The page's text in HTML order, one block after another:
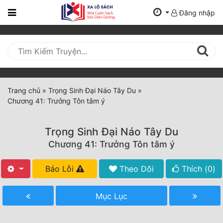
Trang
Mới
Cập
Nhật
(current)
Tất Cả
Hoàn Thành
Đăng nhập
Trang chủ » Trọng Sinh Đại Náo Tây Du »
Chương 41: Trưởng Tôn tâm ý
Trọng Sinh Đại Náo Tây Du
Chương 41: Trưởng Tôn tâm ý
Báo Lỗi Theo Dõi Thích (0)
Mục Lục